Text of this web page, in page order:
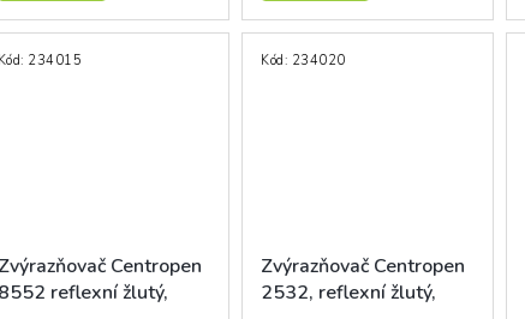
Zvýrazňovač Centropen
8552 reflexní žlutý,
Kód: 234015
Zvýrazňovač Centropen
2532, reflexní žlutý,
Kód: 234020